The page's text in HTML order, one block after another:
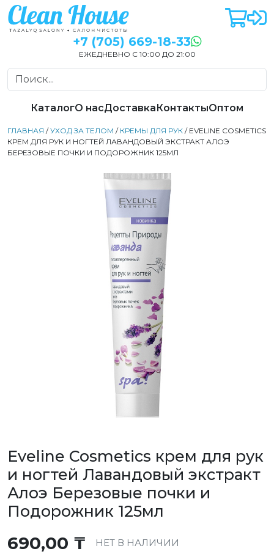
+7 (705) 669-18-33
ЕЖЕДНЕВНО С 10:00 ДО 21:00
КаталогО насДоставкаКонтактыОптом
ГЛАВНАЯ /УХОД ЗА ТЕЛОМ / КРЕМЫ ДЛЯ РУК / EVELINE COSMETICS
КРЕМ ДЛЯ РУК И НОГТЕЙ ЛАВАНДОВЫЙ ЭКСТРАКТ АЛОЭ
БЕРЕЗОВЫЕ ПОЧКИ И ПОДОРОЖНИК 125МЛ
Eveline Cosmetics крем для рук
и ногтей Лавандовый экстракт
Алоэ Березовые почки и
Подорожник 125мл
690,00 ₸ НЕТ В НАЛИЧИИ